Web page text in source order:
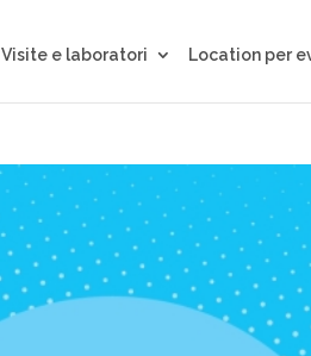
Visite e laboratori Location per